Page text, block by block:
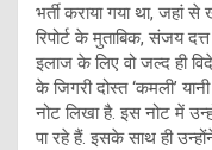
भर्ती कराया गया था, जहां
रिपोर्ट के मुताबिक, संजय
इलाज के लिए वो जल्द ही
के जिगरी दोस्त ‘कमली’
नोट लिखा है. इस नोट में
पा रहे हैं. इसके साथ ही